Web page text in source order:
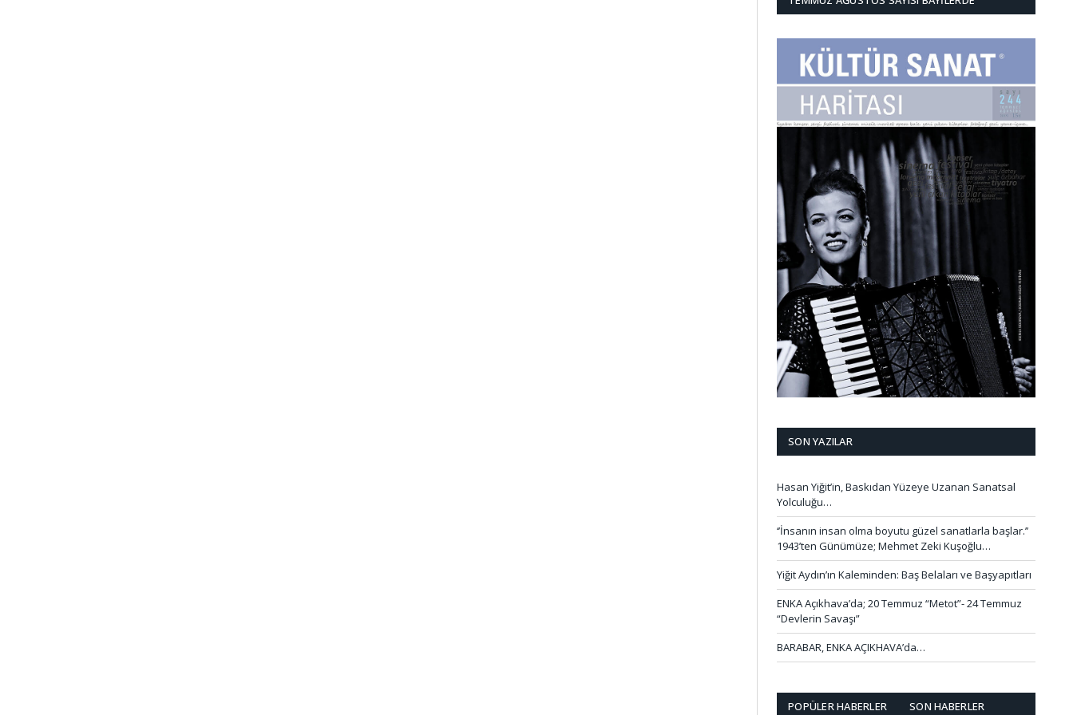
SON YAZILAR
Hasan Yiğit’in, Baskıdan Yüzeye Uzanan Sanatsal
Yolculuğu…
‘’İnsanın insan olma boyutu güzel sanatlarla başlar.’’
1943’ten Günümüze; Mehmet Zeki Kuşoğlu…
Yiğit Aydın’ın Kaleminden: Baş Belaları ve Başyapıtları
ENKA Açıkhava’da; 20 Temmuz “Metot”- 24 Temmuz
“Devlerin Savaşı”
BARABAR, ENKA AÇIKHAVA’da…
POPÜLER HABERLER SON HABERLER